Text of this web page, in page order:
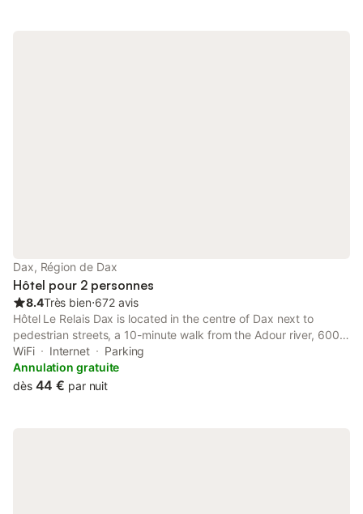
Dax, Région de Dax
Hôtel pour 2 personnes
8.4Très bien⋅672 avis
Hôtel Le Relais Dax is located in the centre of Dax next to
pedestrian streets, a 10-minute walk from the Adour river, 600
metres from the Arena and few steps from the thermal baths
centre.
WiFi Internet
Parking
Annulation gratuite
dès 44 € par nuit